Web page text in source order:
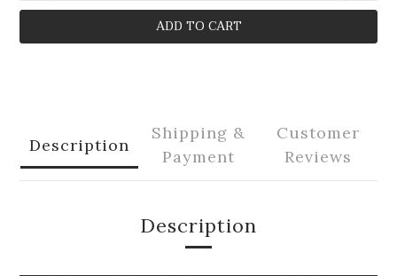
ADD TO CART
Description
Shipping &
Payment
Customer
Reviews
Description